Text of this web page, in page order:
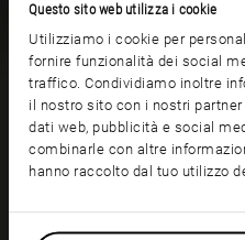
Questo sito web utilizza i cookie
Utilizziamo i cookie per
fornire funzionalità dei social
traffico. Condividiamo inoltre
il nostro sito con i nostri
dati web, pubblicità e social
combinarle con altre
hanno raccolto dal tuo utilizzo
+39 055-8071675
Registered office
Viale del Lavoro, 8
+39 045-6655044